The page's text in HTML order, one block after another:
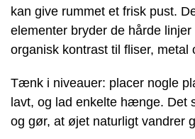
kan give rummet et frisk pust.
elementer bryder de hårde
organisk kontrast til fliser, metal
Tænk i niveauer: placer nogle
lavt, og lad enkelte hænge. Det
og gør, at øjet naturligt vandrer